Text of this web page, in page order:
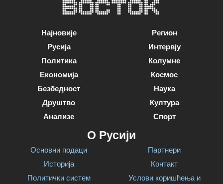
Најновије
Русија
Политика
Економија
Безбедност
Друштво
Анализе
Регион
Интервју
Колумне
Космос
Наука
Култура
Спорт
О Русији
Основни подаци
Историја
Политички систем
Партнери
Контакт
Услови коришћења и